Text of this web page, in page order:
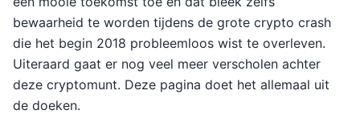
bewaarheid te worden tijdens de grote crypto crash
die het begin 2018 probleemloos wist te overleven.
Uiteraard gaat er nog veel meer verscholen achter
deze cryptomunt. Deze pagina doet het allemaal uit
de doeken.